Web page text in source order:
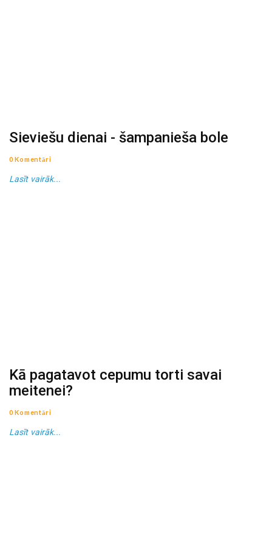
Sieviešu dienai - šampanieša bole
0 Komentāri
Lasīt vairāk...
Kā pagatavot cepumu torti savai
meitenei?
0 Komentāri
Lasīt vairāk...